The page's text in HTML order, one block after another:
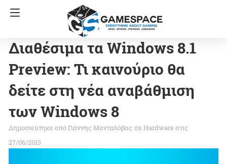
Διαθέσιμα τα Windows 8.1
Preview: Τι καινούριο θα
δείτε στη νέα αναβάθμιση
των Windows 8
Γιάννης Μανταλόβας σε Hardwareστις
27/06/2013